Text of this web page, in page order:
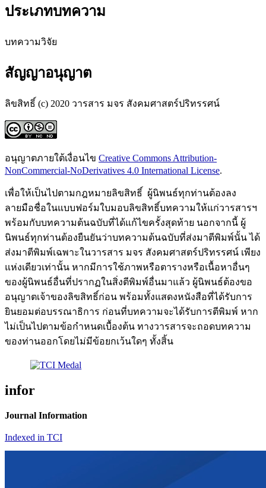
ประเภทบทความ
บทความวิจัย
สัญญาอนุญาต
ลิขสิทธิ์ (c) 2020 วารสาร มจร สังคมศาสตร์ปริทรรศน์
อนุญาตภายใต้เงื่อนไข Creative Commons Attribution-
NonCommercial-NoDerivatives 4.0 International License.
เพื่อให้เป็นไปตามกฎหมายลิขสิทธิ์ ผู้นิพนธ์ทุกท่านต้องลง
ลายมือชื่อในแบบฟอร์มใบมอบลิขสิทธิ์บทความให้แก่วารสารฯ
พร้อมกับบทความต้นฉบับที่ได้แก้ไขครั้งสุดท้าย นอกจากนี้ ผู้
นิพนธ์ทุกท่านต้องยืนยันว่าบทความต้นฉบับที่ส่งมาตีพิมพ์นั้น ได้
ส่งมาตีพิมพ์เฉพาะในวารสาร มจร สังคมศาสตร์ปริทรรศน์ เพียง
แห่งเดียวเท่านั้น หากมีการใช้ภาพหรือตารางหรือเนื้อหาอื่นๆ
ของผู้นิพนธ์อื่นที่ปรากฏในสิ่งตีพิมพ์อื่นมาแล้ว ผู้นิพนธ์ต้องขอ
อนุญาตเจ้าของลิขสิทธิ์ก่อน พร้อมทั้งแสดงหนังสือที่ได้รับการ
ยินยอมต่อบรรณาธิการ ก่อนที่บทความจะได้รับการตีพิมพ์ หาก
ไม่เป็นไปตามข้อกำหนดเบื้องต้น ทางวารสารจะถอดบทความ
ของท่านออกโดยไม่มีข้อยกเว้นใดๆ ทั้งสิ้น
infor
Journal Information
Indexed in TCI